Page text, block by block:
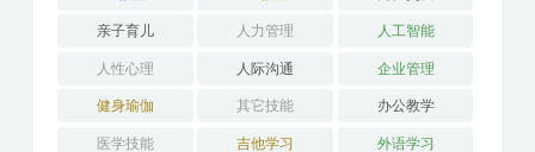
亲子育儿 人力管理 人工智能
人性心理 人际沟通 企业管理
健身瑜伽 其它技能 办公教学
医学技能 吉他学习 外语学习